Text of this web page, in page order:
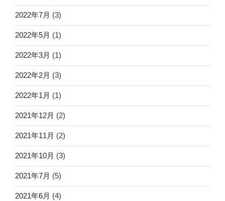
2022年7月 (3)
2022年5月 (1)
2022年3月 (1)
2022年2月 (3)
2022年1月 (1)
2021年12月 (2)
2021年11月 (2)
2021年10月 (3)
2021年7月 (5)
2021年6月 (4)